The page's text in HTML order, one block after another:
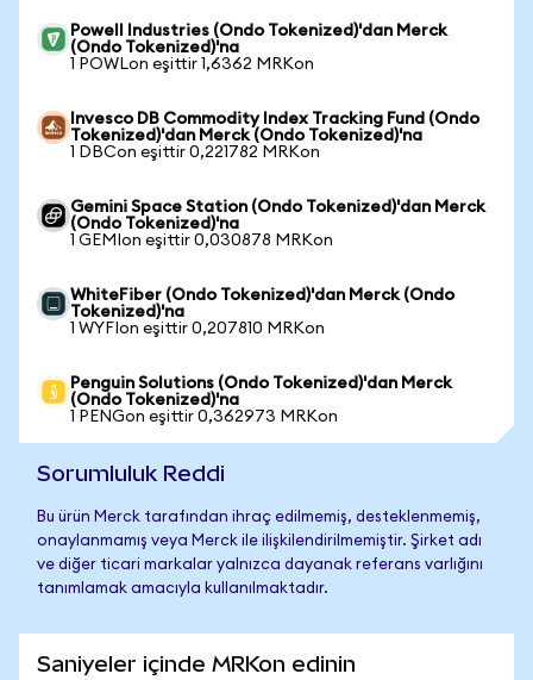
Powell Industries (Ondo Tokenized)'dan Merck
(Ondo Tokenized)'na
1 POWLon eşittir 1,6362 MRKon
Invesco DB Commodity Index Tracking Fund (Ondo
Tokenized)'dan Merck (Ondo Tokenized)'na
1 DBCon eşittir 0,221782 MRKon
Gemini Space Station (Ondo Tokenized)'dan Merck
(Ondo Tokenized)'na
1 GEMIon eşittir 0,030878 MRKon
WhiteFiber (Ondo Tokenized)'dan Merck (Ondo
Tokenized)'na
1 WYFIon eşittir 0,207810 MRKon
Penguin Solutions (Ondo Tokenized)'dan Merck
(Ondo Tokenized)'na
1 PENGon eşittir 0,362973 MRKon
Sorumluluk Reddi
Bu ürün Merck tarafından ihraç edilmemiş, desteklenmemiş,
onaylanmamış veya Merck ile ilişkilendirilmemiştir. Şirket adı
ve diğer ticari markalar yalnızca dayanak referans varlığını
tanımlamak amacıyla kullanılmaktadır.
Saniyeler içinde MRKon edinin